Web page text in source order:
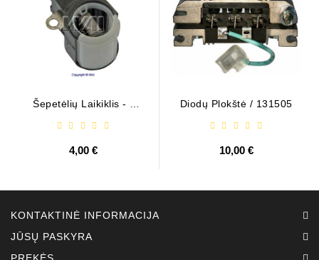
Šepetėlių Laikiklis - /
4,00 €
Diodų Plokštė / 131505
10,00 €
KONTAKTINĖ INFORMACIJA
JŪSŲ PASKYRA